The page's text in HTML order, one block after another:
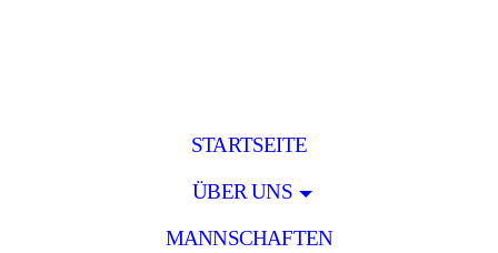
STARTSEITE
ÜBER UNS
MANNSCHAFTEN